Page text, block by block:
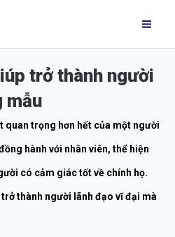
trở thành người
mẫu
quan trọng hơn hết của một người
hành với nhân viên, thể hiện
có cảm giác tốt về chính họ.
thành người lãnh đạo vĩ đại mà